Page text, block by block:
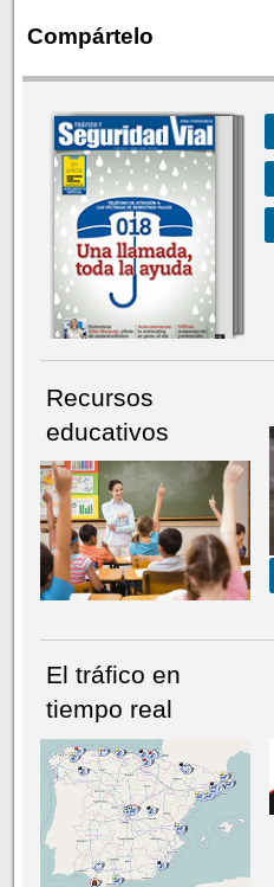
Compártelo
NÚMERO ACTUALHEMEROTECA
Recursos
educativos
El tráfico en
tiempo real